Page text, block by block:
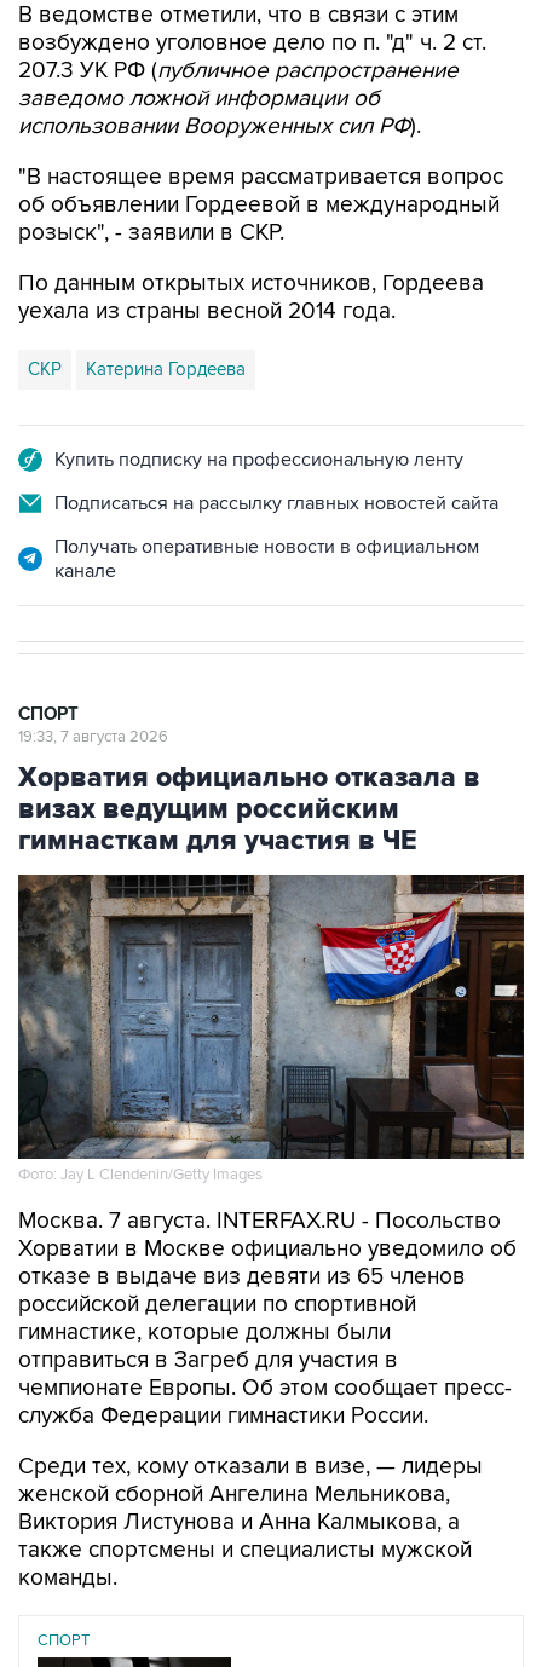
В ведомстве отметили, что в связи с этим
возбуждено уголовное дело по п. "д" ч. 2 ст.
207.3 УК РФ (публичное распространение
заведомо ложной информации об
использовании Вооруженных сил РФ).
"В настоящее время рассматривается вопрос
об объявлении Гордеевой в международный
розыск", - заявили в СКР.
По данным открытых источников, Гордеева
уехала из страны весной 2014 года.
СКР Катерина Гордеева
Купить подписку на профессиональную ленту
Подписаться на рассылку главных новостей сайта
Получать оперативные новости в официальном
канале
СПОРТ
19:33, 7 августа 2026
Хорватия официально отказала в
визах ведущим российским
гимнасткам для участия в ЧЕ
Фото: Jay L Clendenin/Getty Images
Москва. 7 августа. INTERFAX.RU - Посольство
Хорватии в Москве официально уведомило об
отказе в выдаче виз девяти из 65 членов
российской делегации по спортивной
гимнастике, которые должны были
отправиться в Загреб для участия в
чемпионате Европы. Об этом сообщает пресс-
служба Федерации гимнастики России.
Среди тех, кому отказали в визе, — лидеры
женской сборной Ангелина Мельникова,
Виктория Листунова и Анна Калмыкова, а
также спортсмены и специалисты мужской
команды.
СПОРТ